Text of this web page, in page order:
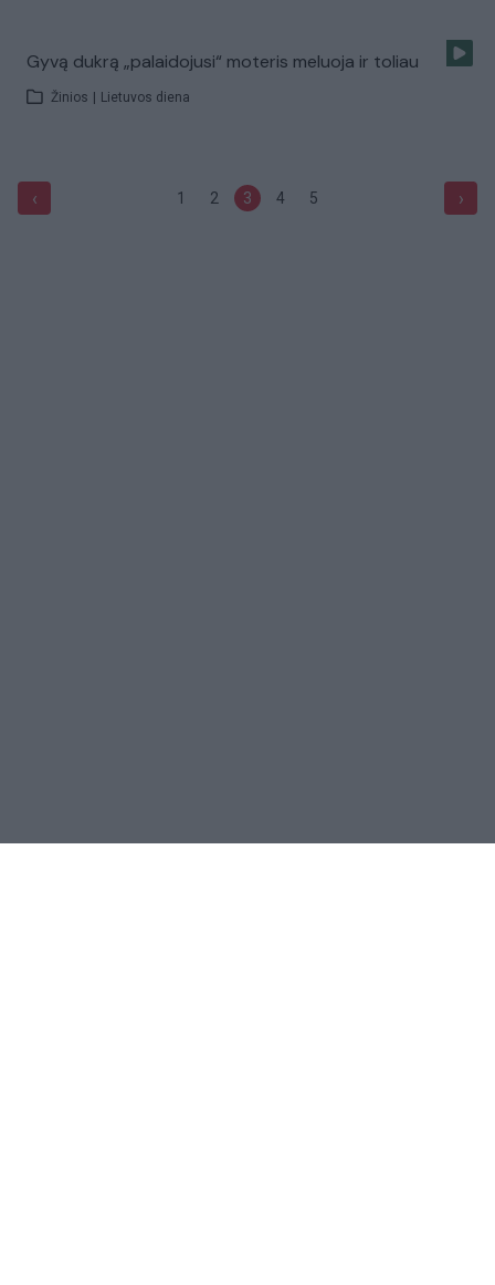
Gyvą dukrą „palaidojusi“ moteris meluoja ir toliau
Žinios Lietuvos diena
‹ 1 2 3 4 5 ›